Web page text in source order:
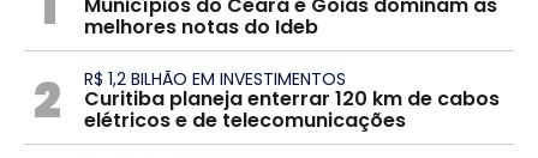
melhores notas do Ideb
2 R$ 1,2 BILHÃO EM INVESTIMENTOS
Curitiba planeja enterrar 120 km de cabos
elétricos e de telecomunicações